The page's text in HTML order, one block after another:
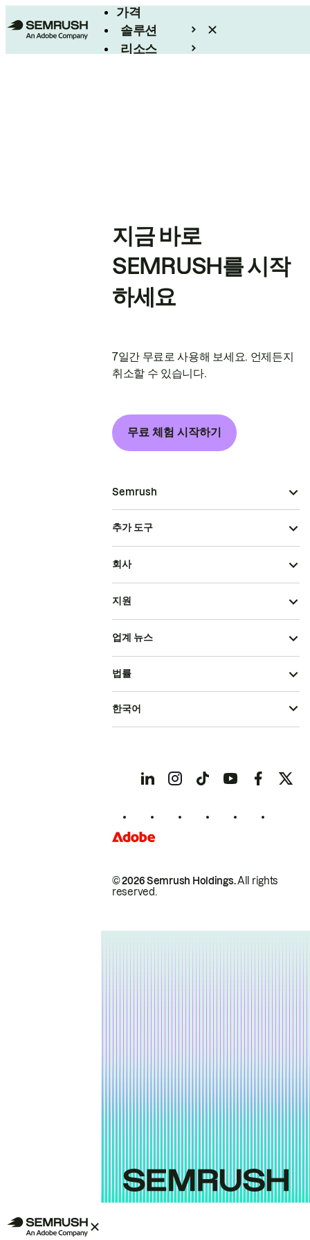
가격
솔루션
리소스
지금 바로
SEMRUSH를 시작
하세요
7일간 무료로 사용해 보세요. 언제든지
취소할 수 있습니다.
무료 체험 시작하기
Semrush
추가 도구
회사
지원
업계 뉴스
© 2026 Semrush Holdings.All rights
reserved.
법률
한국어